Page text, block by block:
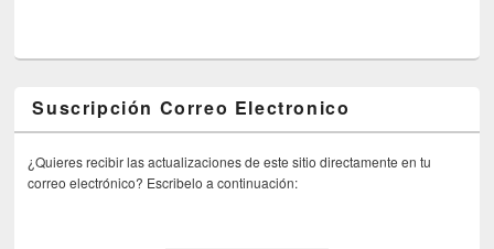
Suscripción Correo Electronico
¿Quieres recibir las actualizaciones de este sitio directamente en tu
correo electrónico? Escribelo a continuación: